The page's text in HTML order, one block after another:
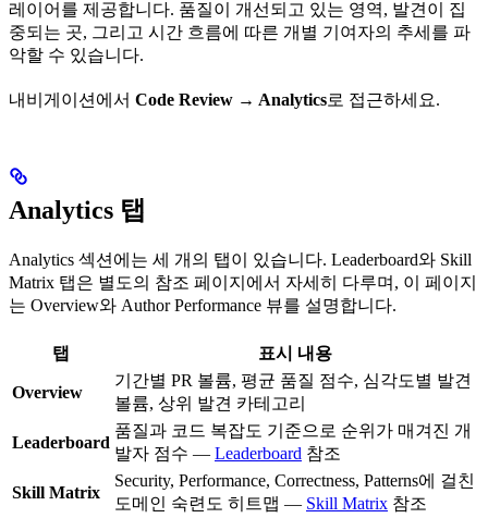
레이어를 제공합니다. 품질이 개선되고 있는 영역, 발견이 집
중되는 곳, 그리고 시간 흐름에 따른 개별 기여자의 추세를 파
악할 수 있습니다.
내비게이션에서 Code Review → Analytics로 접근하세요.
Analytics 탭
Analytics 섹션에는 세 개의 탭이 있습니다. Leaderboard와 Skill
Matrix 탭은 별도의 참조 페이지에서 자세히 다루며, 이 페이지
는 Overview와 Author Performance 뷰를 설명합니다.
탭 표시 내용
Overview
기간별 PR 볼륨, 평균 품질 점수, 심각도별 발견
볼륨, 상위 발견 카테고리
Leaderboard
품질과 코드 복잡도 기준으로 순위가 매겨진 개
발자 점수 — Leaderboard 참조
Skill Matrix
Security, Performance, Correctness, Patterns에 걸친
도메인 숙련도 히트맵 — Skill Matrix 참조